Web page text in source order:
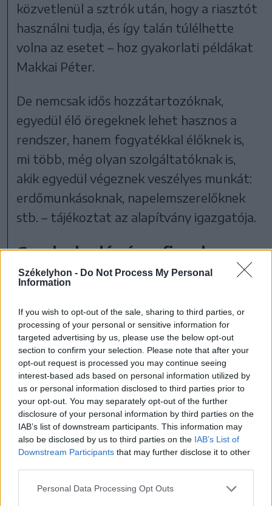
Székelyhon - Do Not Process My Personal
Information
If you wish to opt-out of the sale, sharing to third parties, or
processing of your personal or sensitive information for
targeted advertising by us, please use the below opt-out
section to confirm your selection. Please note that after your
opt-out request is processed you may continue seeing
interest-based ads based on personal information utilized by
us or personal information disclosed to third parties prior to
your opt-out. You may separately opt-out of the further
disclosure of your personal information by third parties on the
IAB’s list of downstream participants. This information may
also be disclosed by us to third parties on the IAB’s List of
Downstream Participants that may further disclose it to other
Personal Data Processing Opt Outs
közvetlenül a sztrók után, hogy a riasztót
használni tudja, és így talán túlélhette
volna az esetet – hoz gyakorlati példákat
Makkai Péter.
De nemcsak idős hozzátartozóknak,
egyedül élő öregeknek lehet hasznos a
rendszer, hanem fogyatékkal élőknek is,
mi több, még olyan szolgáltatóknak is,
akik egyedül végeznek veszélyes munkát:
erdőmunkásoknak, napelemszerelőknek
stb. – tájékoztat az alapítvány igazgatója.
Gondoskodó város figyel a
rászoruló emberekre
a gondoskodó város programot, magától
értetődő volt, hogy ennek a
szolgáltatásnak is helye lehet benne. A
város 70 százalékban támogatja a
kisnyugdíjasok gondosóra-igénylését, azaz
a 100 lejes havi díjból csupán 30 lejt
fizetnek az igénylők.
Romániában kizárólag